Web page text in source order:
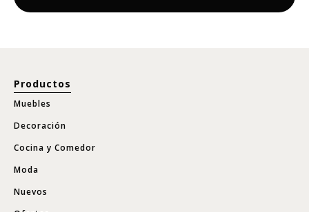
Productos
Muebles
Decoración
Cocina y Comedor
Moda
Nuevos